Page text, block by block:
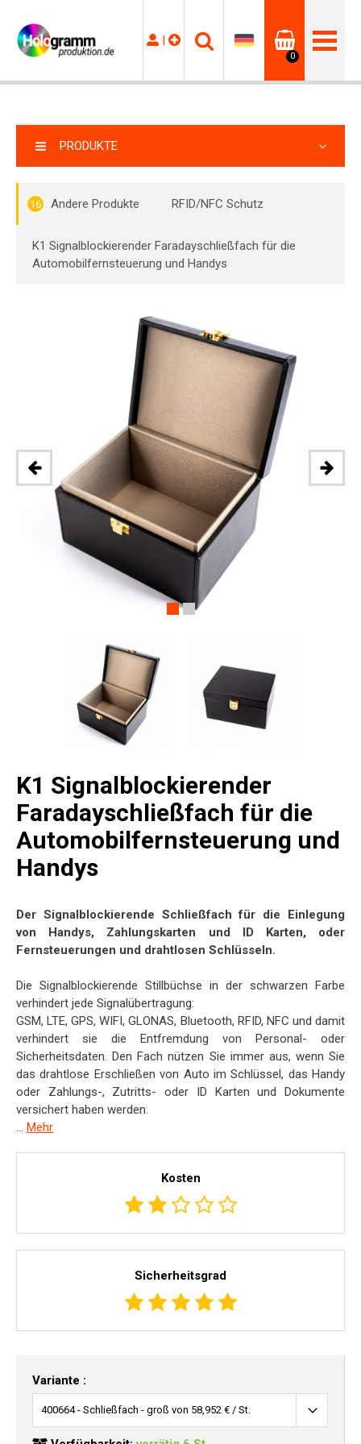
|
0
PRODUKTE
16 Andere Produkte RFID/NFC Schutz
K1 Signalblockierender Faradayschließfach für die
Automobilfernsteuerung und Handys
K1 Signalblockierender
Faradayschließfach für die
Automobilfernsteuerung und
Handys
Der Signalblockierende Schließfach für die Einlegung
von Handys, Zahlungskarten und ID Karten, oder
Fernsteuerungen und drahtlosen Schlüsseln.
Die Signalblockierende Stillbüchse in der schwarzen Farbe
verhindert jede Signalübertragung:
GSM, LTE, GPS, WIFI, GLONAS, Bluetooth, RFID, NFC und damit
verhindert sie die Entfremdung von Personal- oder
Sicherheitsdaten. Den Fach nützen Sie immer aus, wenn Sie
das drahtlose Erschließen von Auto im Schlüssel, das Handy
oder Zahlungs-, Zutritts- oder ID Karten und Dokumente
versichert haben werden.
... Mehr
Kosten
Sicherheitsgrad
Variante :